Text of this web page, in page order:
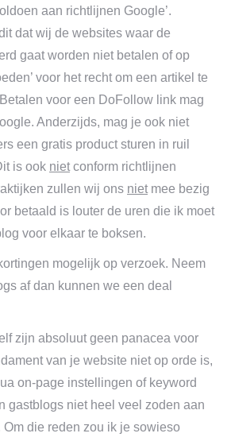
aan richtlijnen Google’.
dat wij de websites waar de
gaat worden niet betalen of op
voor het recht om een artikel te
voor een DoFollow link mag
Anderzijds, mag je ook niet
een gratis product sturen in ruil
is ook niet conform richtlijnen
zullen wij ons niet mee bezig
betaald is louter de uren die ik moet
voor elkaar te boksen.
mogelijk op verzoek. Neem
af dan kunnen we een deal
zijn absoluut geen panacea voor
van je website niet op orde is,
on-page instellingen of keyword
gastblogs niet heel veel zoden aan
die reden zou ik je sowieso